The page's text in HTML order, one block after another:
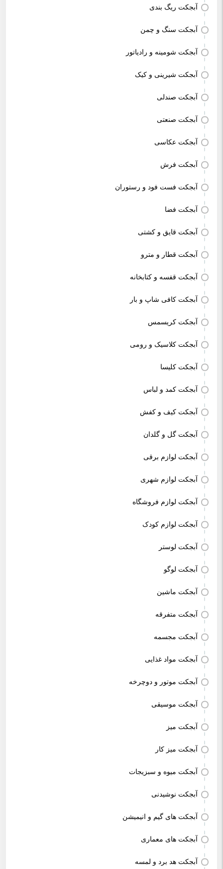
آبجکت ریگ بندی
آبجکت سنگ و چمن
آبجکت شومینه و رادیاتور
آبجکت شیرینی و کیک
آبجکت صندلی
آبجکت صنعتی
آبجکت عکاسی
آبجکت فرش
آبجکت فست فود و رستوران
آبجکت فضا
آبجکت قایق و کشتی
آبجکت قطار و مترو
آبجکت قفسه و کتابخانه
آبجکت کافی شاپ و بار
آبجکت کریسمس
آبجکت کلاسیک و رومی
آبجکت کلیسا
آبجکت کمد و لباس
آبجکت کیف و کفش
آبجکت گل و گلدان
آبجکت لوازم برقی
آبجکت لوازم شهری
آبجکت لوازم فروشگاه
آبجکت لوازم کودک
آبجکت لوستر
آبجکت لوگو
آبجکت ماشین
آبجکت متفرقه
آبجکت مجسمه
آبجکت مواد غذایی
آبجکت موتور و دوچرخه
آبجکت موسیقی
آبجکت میز
آبجکت میز کار
آبجکت میوه و سبزیجات
آبجکت نوشیدنی
آبجکت های گیم و انیمیشن
آبجکت های معماری
آبجکت هد برد و لمسه